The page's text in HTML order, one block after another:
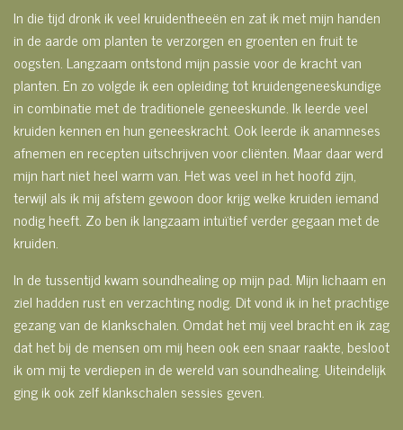
In die tijd dronk ik veel kruidentheeën en zat ik met mijn handen
in de aarde om planten te verzorgen en groenten en fruit te
oogsten. Langzaam ontstond mijn passie voor de kracht van
planten. En zo volgde ik een opleiding tot kruidengeneeskundige
in combinatie met de traditionele geneeskunde. Ik leerde veel
kruiden kennen en hun geneeskracht. Ook leerde ik anamneses
afnemen en recepten uitschrijven voor cliënten. Maar daar werd
mijn hart niet heel warm van. Het was veel in het hoofd zijn,
terwijl als ik mij afstem gewoon door krijg welke kruiden iemand
nodig heeft. Zo ben ik langzaam intuïtief verder gegaan met de
kruiden.
In de tussentijd kwam soundhealing op mijn pad. Mijn lichaam en
ziel hadden rust en verzachting nodig. Dit vond ik in het prachtige
gezang van de klankschalen. Omdat het mij veel bracht en ik zag
dat het bij de mensen om mij heen ook een snaar raakte, besloot
ik om mij te verdiepen in de wereld van soundhealing. Uiteindelijk
ging ik ook zelfklankschalen sessies geven.